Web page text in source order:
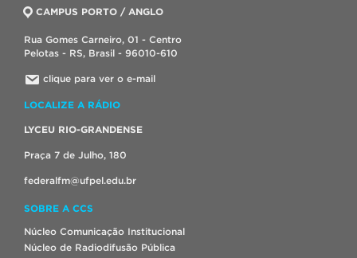
CAMPUS PORTO / ANGLO
Rua Gomes Carneiro, 01 - Centro
Pelotas - RS, Brasil - 96010-610
clique para ver o e-mail
LOCALIZE A RÁDIO
LYCEU RIO-GRANDENSE
Praça 7 de Julho, 180
federalfm@ufpel.edu.br
SOBRE A CCS
Núcleo Comunicação Institucional
Núcleo de Radiodifusão Pública